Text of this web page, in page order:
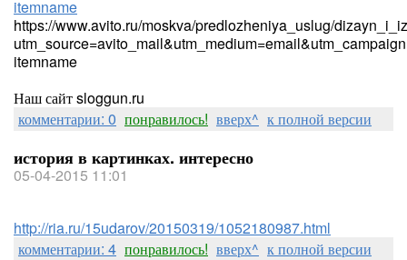
itemname
https://www.avito.ru/moskva/predlozheniya_uslug/
itemname
Наш сайт sloggun.ru
комментарии: 0 понравилось! вверх^ к полной версии
история в картинках. интересно
05-04-2015 11:01
http://ria.ru/15udarov/20150319/1052180987.html
комментарии: 4 понравилось! вверх^ к полной версии